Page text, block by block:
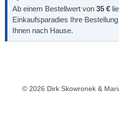
Ab einem Bestellwert von 35 €
Einkaufsparadies Ihre
Ihnen nach Hause.
© 2026 Dirk Skowronek &